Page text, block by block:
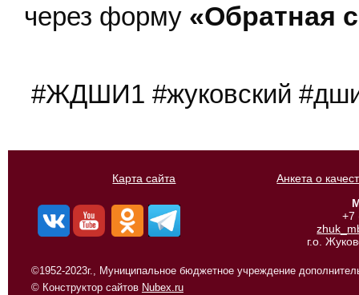
через форму «Обратная
#ЖДШИ1 #жуковский
Карта сайта
Анкета о
+7
г.о.
©1952-2023г., Муниципальное бюджетное учреждение
© Конструктор сайтов Nubex.ru